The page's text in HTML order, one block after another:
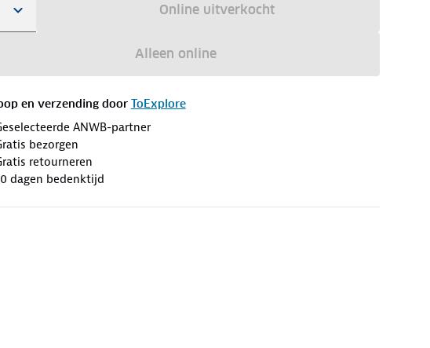
Online uitverkocht
Alleen online
en verzending door ToExplore
ANWB-partner
bezorgen
retourneren
dagen bedenktijd